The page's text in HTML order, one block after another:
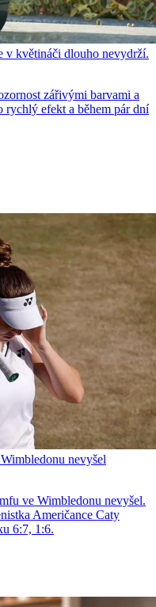
v květináči dlouho nevydrží.
zářivými barvami a
rychlý efekt a během pár dní
nevyšel
ve Wimbledonu nevyšel.
Američance Caty
6:7, 1:6.